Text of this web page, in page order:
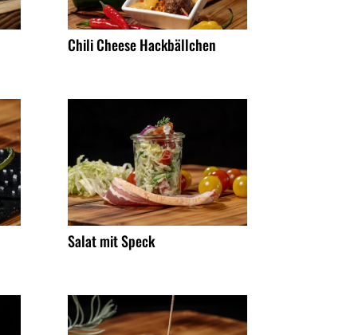
Chili Cheese Hackbällchen
Salat mit Speck